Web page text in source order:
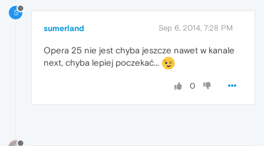
S
sumerland Sep 6, 2014, 7:28 PM
Opera 25 nie jest chyba jeszcze nawet w kanale
next, chyba lepiej poczekać...
0